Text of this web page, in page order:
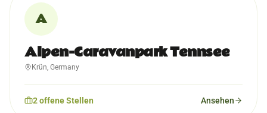
A
Alpen-Caravanpark Tennsee
Krün, Germany
2offeneStellen Ansehen